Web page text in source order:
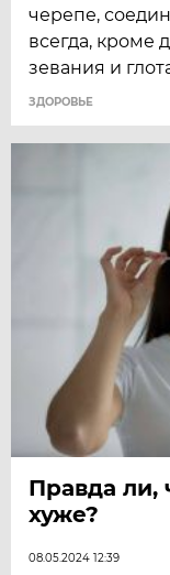
черепе,
всегда, кроме
зевания и
ЗДОРОВЬЕ
Правда ли,
хуже?
08.05.2024 12:39